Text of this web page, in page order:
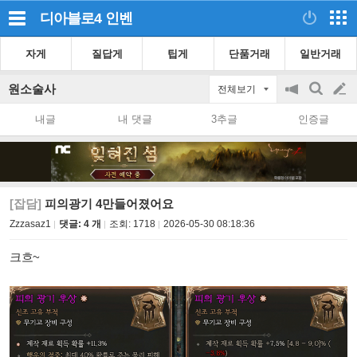
디아블로4 인벤
자게 질답게 팁게 단품거래 일반거래
원소술사 전체보기
공
on/off
검
색
글
쓰
내글 내 댓글 3추글 인증글
[잡담] 피의광기 4만들어졌어요
Zzzasaz1 댓글: 4 개 조회: 1718 2026-05-30 08:18:36
크흐~